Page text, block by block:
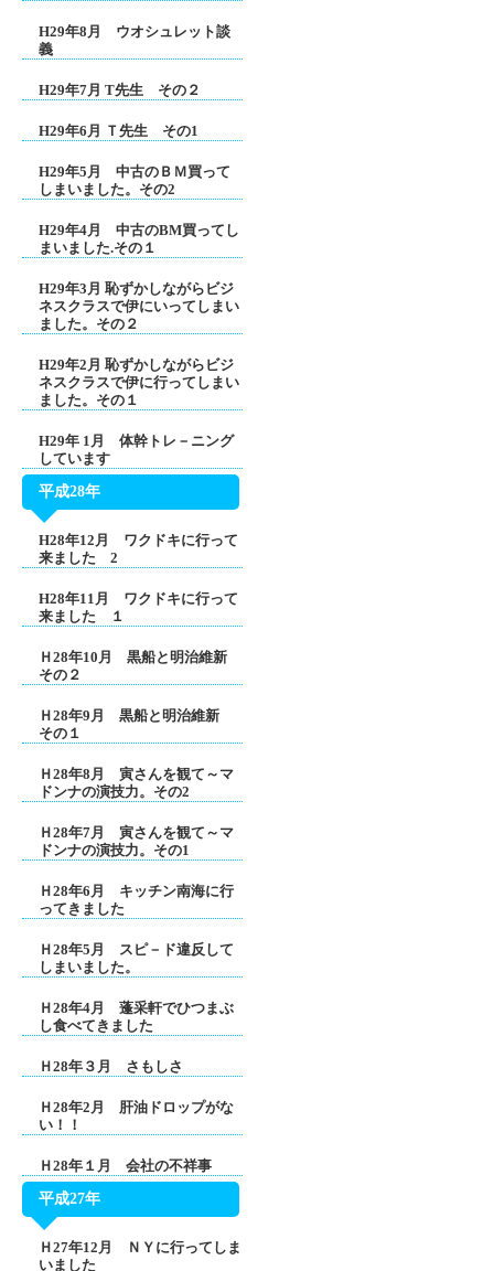
H29年8月 ウオシュレット談
義
H29年7月 T先生 その２
H29年6月 Ｔ先生 その1
H29年5月 中古のＢＭ買って
しまいました。その2
H29年4月 中古のBM買ってし
まいました.その１
H29年3月 恥ずかしながらビジ
ネスクラスで伊にいってしまい
ました。その２
H29年2月 恥ずかしながらビジ
ネスクラスで伊に行ってしまい
ました。その１
H29年 1月 体幹トレ－ニング
しています
平成28年
H28年12月 ワクドキに行って
来ました 2
H28年11月 ワクドキに行って
来ました １
Ｈ28年10月 黒船と明治維新
その２
Ｈ28年9月 黒船と明治維新
その１
Ｈ28年8月 寅さんを観て～マ
ドンナの演技力。その2
Ｈ28年7月 寅さんを観て～マ
ドンナの演技力。その1
Ｈ28年6月 キッチン南海に行
ってきました
Ｈ28年5月 スピ－ド違反して
しまいました。
Ｈ28年4月 蓬采軒でひつまぶ
し食べてきました
Ｈ28年３月 さもしさ
Ｈ28年2月 肝油ドロップがな
い！！
Ｈ28年１月 会社の不祥事
平成27年
Ｈ27年12月 ＮＹに行ってしま
いました